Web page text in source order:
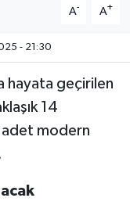
A- A+
- 21:30
hayata geçirilen
14
adet modern